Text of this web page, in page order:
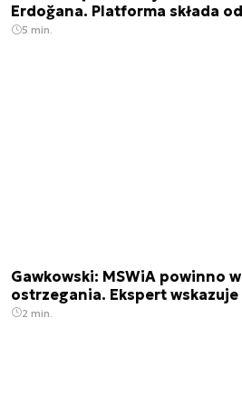
Erdoğana. Platforma składa
5 min.
Gawkowski: MSWiA powinno
ostrzegania. Ekspert
2 min.